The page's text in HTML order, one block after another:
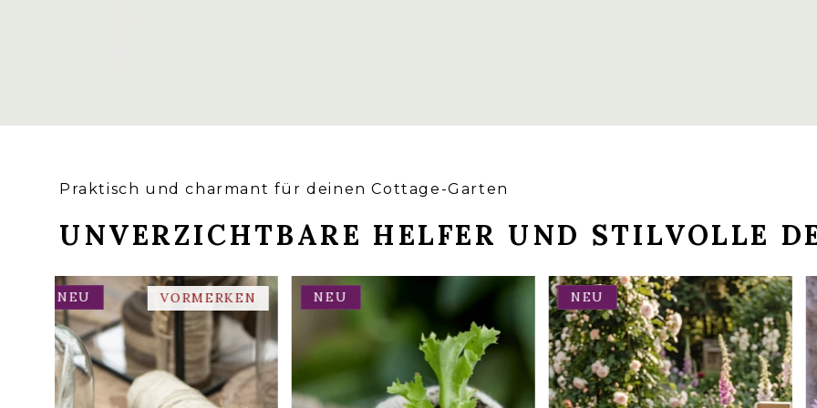
Praktisch und charmant für deinen Cottage-Garten
UNVERZICHTBARE HELFER UND STILVOLLE
VORMERKEN
NEU NEU NEU